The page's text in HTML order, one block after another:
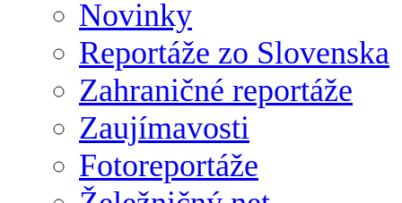
Novinky
Reportáže zo Slovenska
Zahraničné reportáže
Zaujímavosti
Fotoreportáže